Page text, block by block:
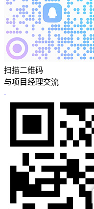
扫描二维码
与项目经理交流